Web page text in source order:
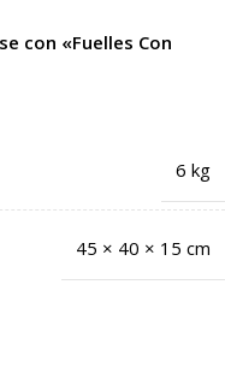
con «Fuelles Con
6 kg
45 × 40 × 15 cm